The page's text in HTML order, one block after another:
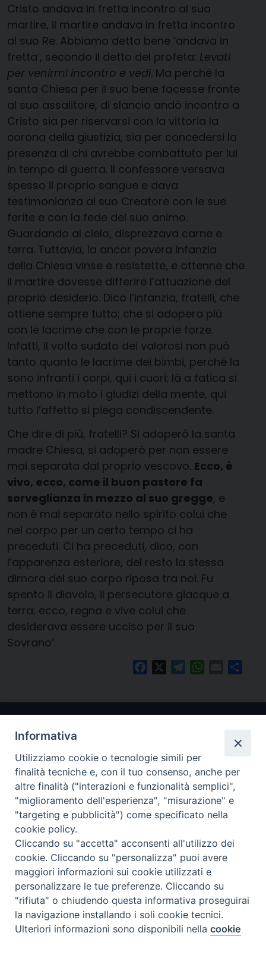
Cristo andava in fretta incontro al suo
martire, il martire andava in fretta incontro
al suo Re. Abbiamo detto bene ‘andava in
fretta’, secondo il detto del profeta: Levati
per venirmi incontro e vedi. Ma perché la
santa Chiesa per il suo bene facesse fronte
al suo assalitore, di slancio andò incontro a
Cristo sia per riservarsi con la vittoria la
corona della giustizia, sia per concedersi la
presenza di chi avrebbe combattuto per lui
in tempo di guerra. Il confessore versava
spesso il proprio sangue e dava
testimonianza al suo Creatore con le sue
ferite e con la fede del suo animo.
Guardando al cielo, disprezzava carne e
terra. Tuttavia, la ancor povera infanzia
della Chiesa vinse e resistette, e ottenne che
il martire dovesse differire l’attuazione del
proprio desiderio. Dico l’infanzia, fratelli, che
ottiene sempre tutto; che si adopera più
con le lacrime che con le proprie forze.
Infatti, il volto sudato dei valorosi non può
tanto quanto le lacrime dei bimbi, perché la
sono infranti i corpi, qui i cuori; là a fatica si
mettono in moto i giudizi della mente, qui
tutto l’affetto si piega condiscendente.
Che dire di più, fratelli? Si adoperò la santa
madre Chiesa, si adoperò per non essere
mai separata dal proprio vescovo. Ecco, è
vivo, ecco, come il buon pastore fa
sorveglianza in mezzo al suo gregge, e
non è mai separato nello spirito colui che
nel corpo per un certo tempo ci ha
preceduti. Ci ha preceduti, dico, con
l’apparenza esteriore, del resto la stessa
dimora del suo corpo riposa tra noi. Fu
spento il diavolo, il persecutore giacque a
terra; ecco, regna e vive colui che
desiderava essere ucciso per il suo
Sovrano’.
FacebookTelegramWhatsApp
Email
Arcidiocesi di Ravenna-Cervia
CONTATTI
Piazza Arcivescovado, 1 48121- Ravenna
tel 0544.541655
curia@diocesiravennacervia.it
Per segnalazioni tecniche e aggiornamenti:
webmaster@diocesiravennacervia.it
Preferenze Cookie
Informativa
Utilizziamo cookie o tecnologie simili per
finalità tecniche e, con il tuo consenso, anche per
altre finalità ("interazioni e funzionalità semplici",
"miglioramento dell'esperienza", "misurazione" e
"targeting e pubblicità") come specificato nella
cookie policy.
Cliccando su "accetta" acconsenti all'utilizzo dei
cookie. Cliccando su "personalizza" puoi avere
maggiori informazioni sui cookie utilizzati e
personalizzare le tue preferenze. Cliccando su
"rifiuta" o chiudendo questa informativa proseguirai
la navigazione installando i soli cookie tecnici.
Ulteriori informazioni sono disponibili nellacookie